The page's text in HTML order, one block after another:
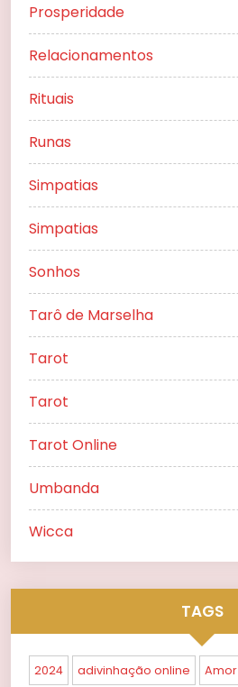
Prosperidade
Relacionamentos
Rituais
Runas
Simpatias
Simpatias
Sonhos
Tarô de Marselha
Tarot
Tarot
Tarot Online
Umbanda
Wicca
TAGS
2024 adivinhação online Amor